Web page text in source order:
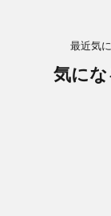
最近気
気に